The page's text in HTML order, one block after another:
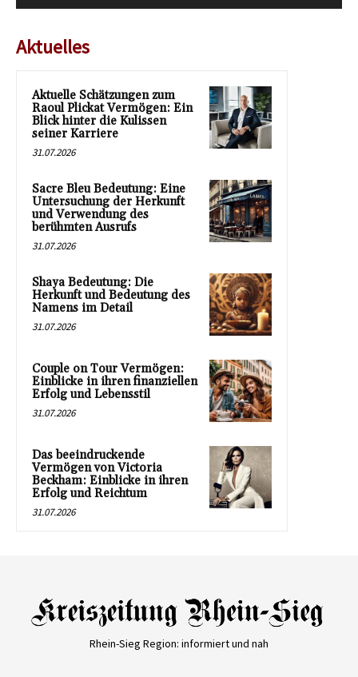
Aktuelles
Aktuelle Schätzungen zum
Raoul Plickat Vermögen: Ein
Blick hinter die Kulissen
seiner Karriere
31.07.2026
Sacre Bleu Bedeutung: Eine
Untersuchung der Herkunft
und Verwendung des
berühmten Ausrufs
31.07.2026
Shaya Bedeutung: Die
Herkunft und Bedeutung des
Namens im Detail
31.07.2026
Couple on Tour Vermögen:
Einblicke in ihren finanziellen
Erfolg und Lebensstil
31.07.2026
Das beeindruckende
Vermögen von Victoria
Beckham: Einblicke in ihren
Erfolg und Reichtum
31.07.2026
Rhein-Sieg Region: informiert und nah